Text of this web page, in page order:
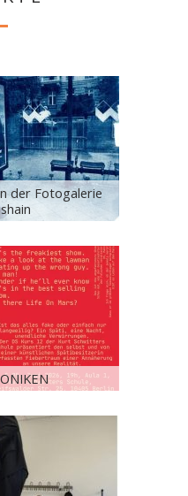
der Fotogalerie